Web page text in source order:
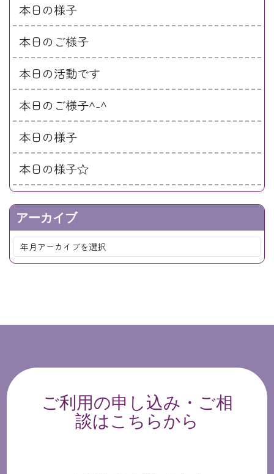
本日の様子
本日のご様子
本日の活動です
本日のご様子^-^
本日の様子
本日の様子☆
アーカイブ
ご利用の申し込み・ご相
談はこちらから